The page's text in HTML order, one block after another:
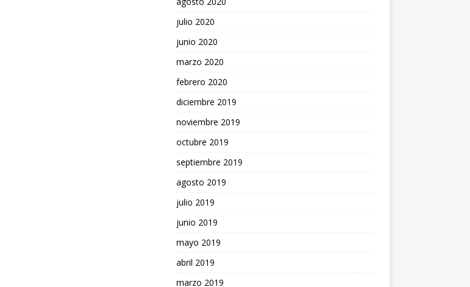
julio 2020
junio 2020
marzo 2020
febrero 2020
diciembre 2019
noviembre 2019
octubre 2019
septiembre 2019
agosto 2019
julio 2019
junio 2019
mayo 2019
abril 2019
marzo 2019